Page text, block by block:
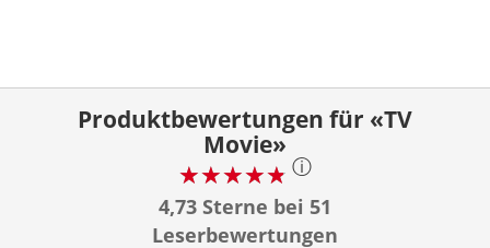
Produktbewertungen für «TV
Movie»
ⓘ
4,73 Sterne bei 51
Leserbewertungen